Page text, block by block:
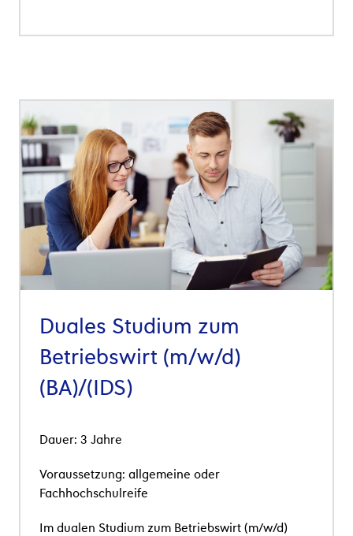
Duales Studium zum
Betriebswirt (m/w/d)
(BA)/(IDS)
Dauer: 3 Jahre
Voraussetzung: allgemeine oder
Fachhochschulreife
Im dualen Studium zum Betriebswirt (m/w/d)